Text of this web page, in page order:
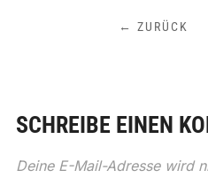
← ZURÜCK
SCHREIBE EINEN
Deine E-Mail-Adresse wird